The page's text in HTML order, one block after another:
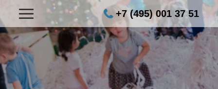
+7 (495) 001 37 51